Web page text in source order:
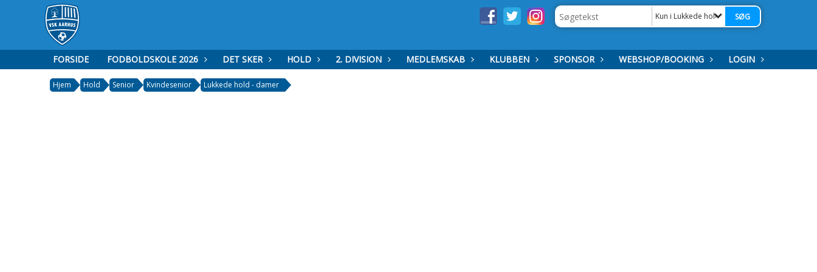
Kun i Lukkede hold - damer
FORSIDE FODBOLDSKOLE 2026 DET SKER HOLD 2. DIVISION MEDLEMSKAB KLUBBEN SPONSOR WEBSHOP/BOOKING LOGIN
Hjem Hold Senior Kvindesenior Lukkede hold - damer